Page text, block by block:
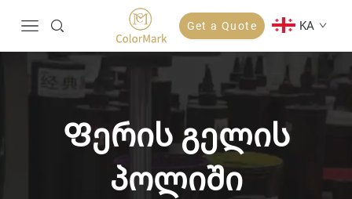
Get a Quote KA
Ფერის გელის
პოლიში